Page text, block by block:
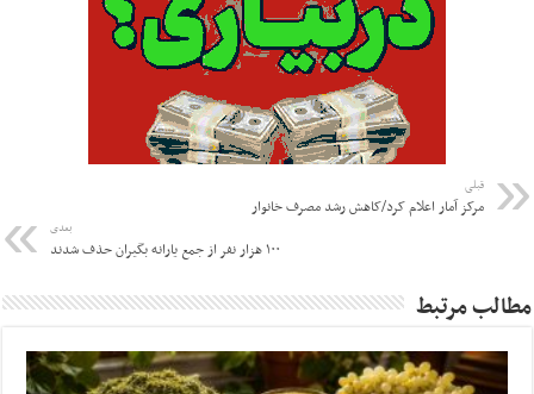
قبلی
مرکز آمار اعلام کرد/کاهش رشد مصرف خانوار
بعدی
۱۰۰ هزار نفر از جمع یارانه بگیران حذف شدند
مطالب مرتبط